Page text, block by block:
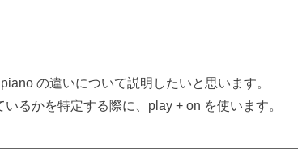
の違いについて説明したいと思います。
るかを特定する際に、play + on を使います。